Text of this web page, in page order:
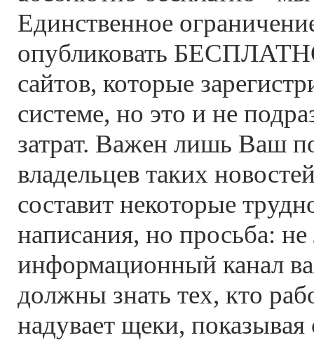
Единственное
опубликовать
сайтов, которые
системе, но это и не
затрат. Важен лишь Ваш
владельцев таких
составит некоторые
написания, но просьба: не
информационный канал
должны знать тех, кто
надувает щеки,